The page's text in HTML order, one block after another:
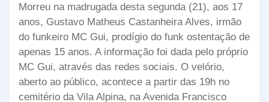
Morreu na madrugada desta segunda (21), aos 17
anos, Gustavo Matheus Castanheira Alves, irmão
do funkeiro MC Gui, prodígio do funk ostentação de
apenas 15 anos. A informação foi dada pelo próprio
MC Gui, através das redes sociais. O velório,
aberto ao público, acontece a partir das 19h no
cemitério da Vila Alpina, na Avenida Francisco